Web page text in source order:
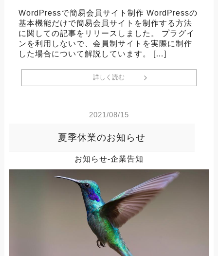
WordPressで簡易会員サイト制作 WordPressの
基本機能だけで簡易会員サイトを制作する方法
に関しての記事をリリースしました。 プラグイ
ンを利用しないで、会員制サイトを実際に制作
した場合について解説しています。 […]
詳しく読む
2021/08/15
夏季休業のお知らせ
お知らせ-企業告知